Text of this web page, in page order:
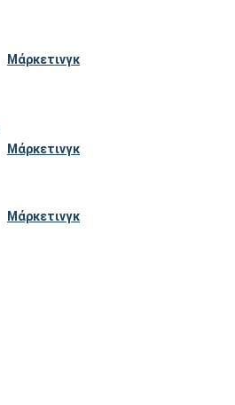
Μάρκετινγκ
Μάρκετινγκ
Μάρκετινγκ